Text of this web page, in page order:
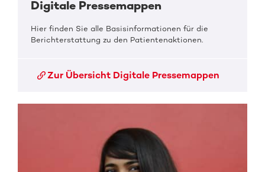
Digitale Pressemappen
Hier finden Sie alle Basisinformationen für die
Berichterstattung zu den Patientenaktionen.
Zur Übersicht Digitale Pressemappen